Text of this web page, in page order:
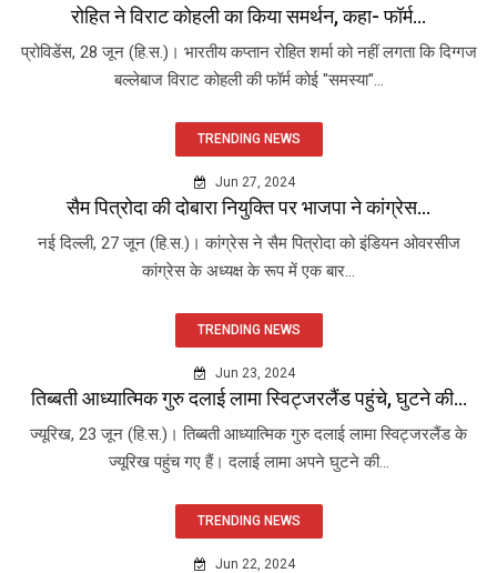
रोहित ने विराट कोहली का किया समर्थन, कहा- फॉर्म...
प्रोविडेंस, 28 जून (हि.स.)। भारतीय कप्तान रोहित शर्मा को नहीं लगता कि दिग्गज
बल्लेबाज विराट कोहली की फॉर्म कोई "समस्या"...
TRENDING NEWS
Jun 27, 2024
सैम पित्रोदा की दोबारा नियुक्ति पर भाजपा ने कांग्रेस...
नई दिल्ली, 27 जून (हि.स.)। कांग्रेस ने सैम पित्रोदा को इंडियन ओवरसीज
कांग्रेस के अध्यक्ष के रूप में एक बार...
TRENDING NEWS
Jun 23, 2024
तिब्बती आध्यात्मिक गुरु दलाई लामा स्विट्जरलैंड पहुंचे, घुटने की...
ज्यूरिख, 23 जून (हि.स.)। तिब्बती आध्यात्मिक गुरु दलाई लामा स्विट्जरलैंड के
ज्यूरिख पहुंच गए हैं। दलाई लामा अपने घुटने की...
TRENDING NEWS
Jun 22, 2024